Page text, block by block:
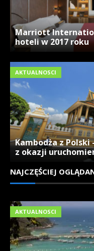
Marriott
hoteli w 2017 roku
AKTUALNOSCI
Kambodża z
z okazji
NAJCZĘŚCIEJ
AKTUALNOSCI